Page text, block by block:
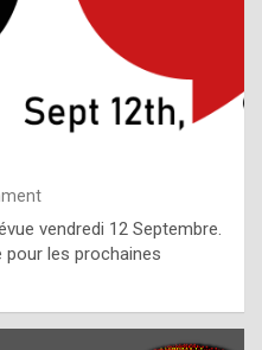
,
vendredi 12 Septembre.
pour les prochaines